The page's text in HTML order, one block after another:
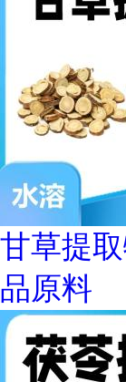
甘草提
品原料